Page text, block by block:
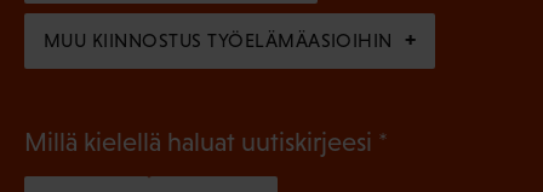
)
MUU KIINNOSTUS TYÖELÄMÄASIOIHIN
Millä kielellä haluat uutiskirjeesi